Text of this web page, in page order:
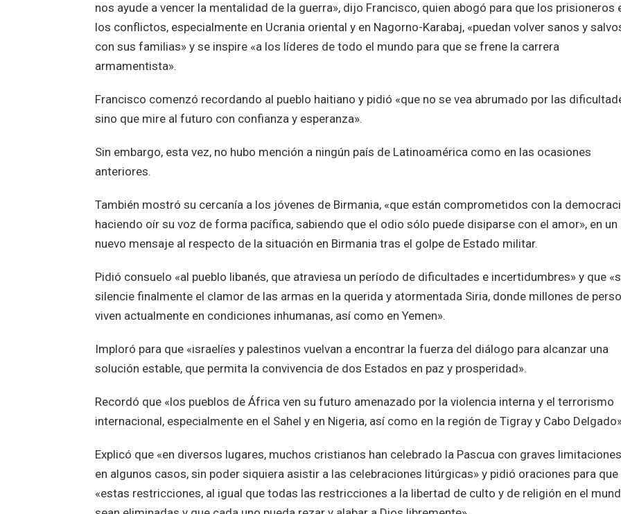
nos ayude a vencer la mentalidad de la guerra», dijo Francisco, quien abogó para que los prisioneros
los conflictos, especialmente en Ucrania oriental y en Nagorno-Karabaj, «puedan volver sanos y
con sus familias» y se inspire «a los líderes de todo el mundo para que se frene la carrera
armamentista».
Francisco comenzó recordando al pueblo haitiano y pidió «que no se vea abrumado por las
sino que mire al futuro con confianza y esperanza».
Sin embargo, esta vez, no hubo mención a ningún país de Latinoamérica como en las ocasiones
anteriores.
También mostró su cercanía a los jóvenes de Birmania, «que están comprometidos con la
haciendo oír su voz de forma pacífica, sabiendo que el odio sólo puede disiparse con el amor», en un
nuevo mensaje al respecto de la situación en Birmania tras el golpe de Estado militar.
Pidió consuelo «al pueblo libanés, que atraviesa un período de dificultades e incertidumbres» y que
silencie finalmente el clamor de las armas en la querida y atormentada Siria, donde millones de
viven actualmente en condiciones inhumanas, así como en Yemen».
Imploró para que «israelíes y palestinos vuelvan a encontrar la fuerza del diálogo para alcanzar una
solución estable, que permita la convivencia de dos Estados en paz y prosperidad».
Recordó que «los pueblos de África ven su futuro amenazado por la violencia interna y el terrorismo
internacional, especialmente en el Sahel y en Nigeria, así como en la región de Tigray y Cabo
Explicó que «en diversos lugares, muchos cristianos han celebrado la Pascua con graves
en algunos casos, sin poder siquiera asistir a las celebraciones litúrgicas» y pidió oraciones para que
«estas restricciones, al igual que todas las restricciones a la libertad de culto y de religión en el